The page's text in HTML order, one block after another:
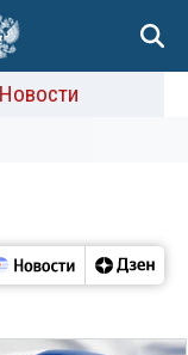
Новости